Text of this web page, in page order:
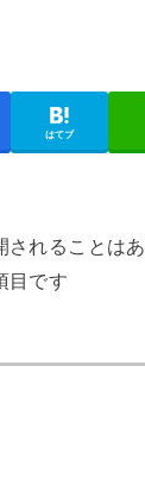
はてブ
れることはあ
目です